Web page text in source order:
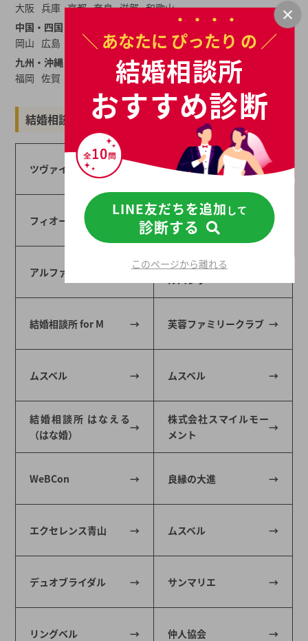
大阪 兵庫 京都 奈良 滋賀 和歌山
中国・四国
岡山 広島 山口 島根 鳥取 愛媛 香川 高知 徳島
九州・沖縄
福岡 佐賀 熊本 宮崎 鹿児島 沖縄
結婚相談所一覧から結婚相談所を探す
ツヴァイ オーネット
フィオーレ
マリッジクラブ ウィ
ッシュ
アルファライフ
結婚相談所・成立所ベ
ルバンク
結婚相談所 for M 芙蓉ファミリークラブ
ムスベル ムスベル
結婚相談所 はなえる
（はな婚）
株式会社スマイルモー
メント
WeBCon 良縁の大進
エクセレンス青山 ムスベル
デュオブライダル サンマリエ
リングベル 仲人協会
＼ あなたに ぴったり の ／
結婚相談所
おすすめ診断
LINE友だちを追加 して
診断する
このページから離れる